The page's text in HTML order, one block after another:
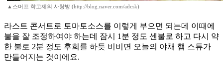
▲스머프 학고제의 사랑방 (http://blog.naver.com/adcsk)
라스트 콘서트로 토마토소스를 이렇게 부으면 되는데 이때에
불을 잘 조정하여야 하는데 잠시 1분 정도 센불로 하고 다시 약
한 불로 2분 정도 후희를 하듯 비비면 오늘의 야채 햄 스튜가
만들어지는 것이에요.